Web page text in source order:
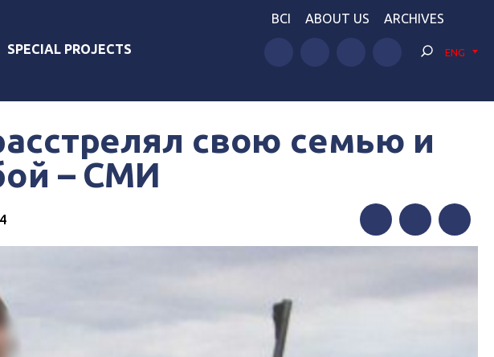
SPECIAL PROJECTS
BCI ABOUT US ARCHIVES
ENG
свою семью и
– СМИ